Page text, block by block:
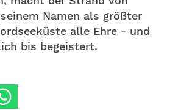
Namen als größter
alle Ehre - und
bis begeistert.